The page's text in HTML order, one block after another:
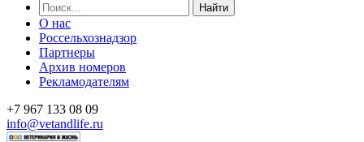
Найти
О нас
Россельхознадзор
Партнеры
Архив номеров
Рекламодателям
+7 967 133 08 09
info@vetandlife.ru